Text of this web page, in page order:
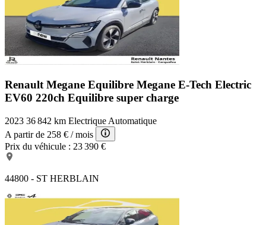
Renault Megane Equilibre Megane E-Tech Electric
EV60 220ch Equilibre super charge
2023 36 842 km Electrique Automatique
A partir de 258 € / mois
Prix du véhicule : 23 390 €
44800 - ST HERBLAIN